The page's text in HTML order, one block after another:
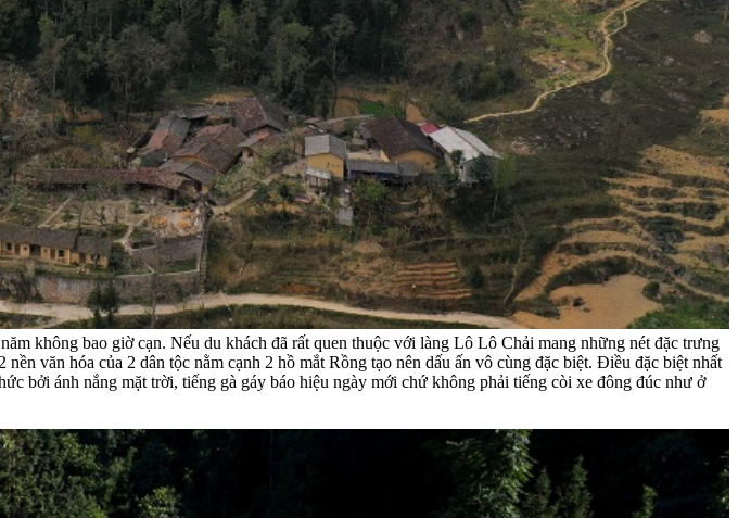
không bao giờ cạn. Nếu du khách đã rất quen thuộc với làng Lô Lô Chải mang những nét đặc trưng
văn hóa của 2 dân tộc nằm cạnh 2 hồ mắt Rồng tạo nên dấu ấn vô cùng đặc biệt. Điều đặc biệt nhất
bởi ánh nắng mặt trời, tiếng gà gáy báo hiệu ngày mới chứ không phải tiếng còi xe đông đúc như ở